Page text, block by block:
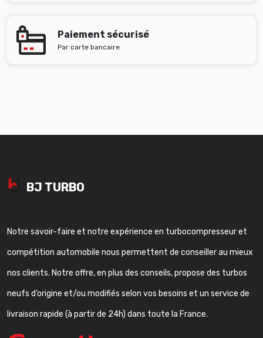
Paiement sécurisé
Par carte bancaire
BJ TURBO
Notre savoir-faire et notre expérience en turbocompresseur et
compétition automobile nous permettent de conseiller au mieux
nos clients. Notre offre, en plus des conseils, propose des turbos
neufs d’origine et/ou modifiés selon vos besoins et un service de
livraison rapide (à partir de 24h) dans toute la France.